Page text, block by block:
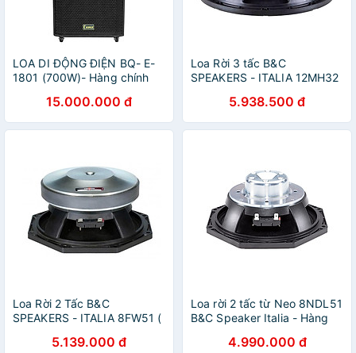
LOA DI ĐỘNG ĐIỆN BQ- E-
1801 (700W)- Hàng chính
15.000.000 đ
Loa Rời 3 tấc B&C
SPEAKERS - ITALIA 12MH32
5.938.500 đ
Loa Rời 2 Tấc B&C
SPEAKERS - ITALIA 8FW51 (
5.139.000 đ
Loa rời 2 tấc từ Neo 8NDL51
B&C Speaker Italia - Hàng
4.990.000 đ